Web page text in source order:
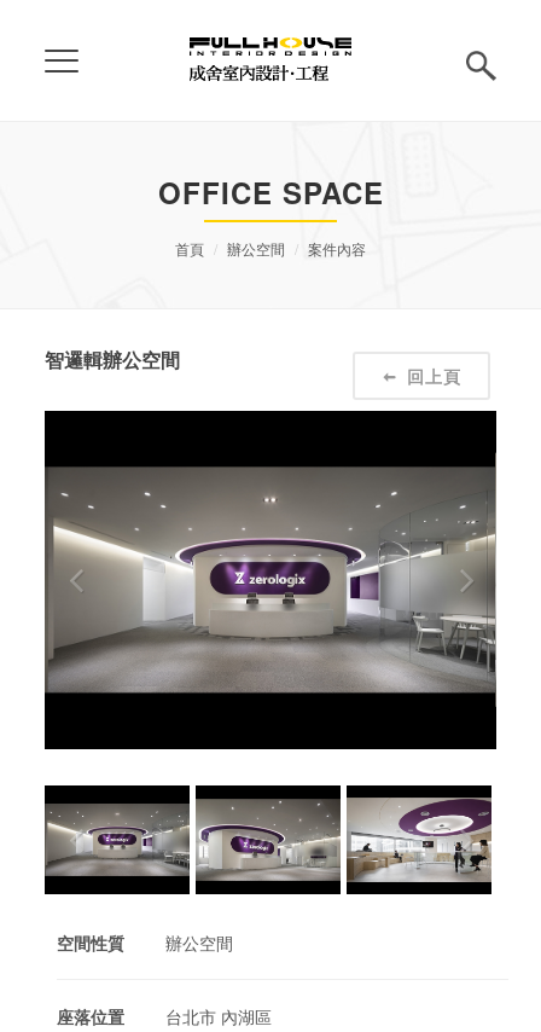
OFFICE SPACE
首頁 辦公空間 案件內容
智邏輯辦公空間
回上頁
空間性質 辦公空間
座落位置 台北市 內湖區